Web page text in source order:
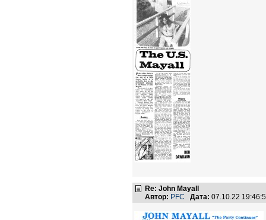
Re: John Mayall
Автор: PFC Дата: 07.10.22